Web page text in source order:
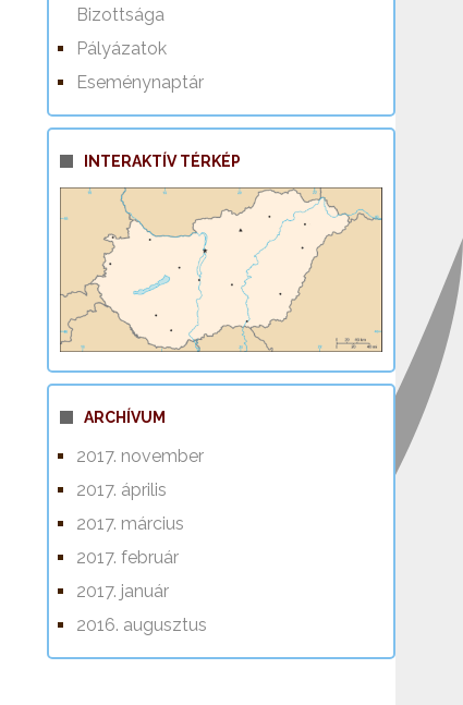
Bizottsága
Pályázatok
Eseménynaptár
INTERAKTÍV TÉRKÉP
ARCHÍVUM
2017. november
2017. április
2017. március
2017. február
2017. január
2016. augusztus